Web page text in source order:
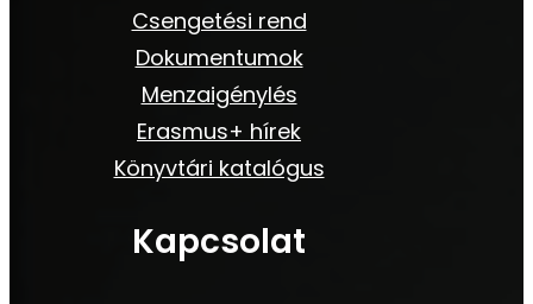
Csengetési rend
Dokumentumok
Menzaigénylés
Erasmus+ hírek
Könyvtári katalógus
Kapcsolat